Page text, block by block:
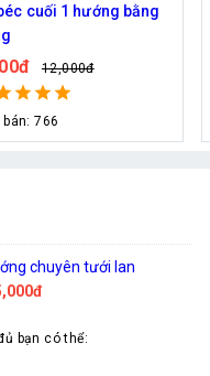
cuối 1 hướng bằng
12,000đ
766
chuyên tưới lan
bạn có thể: